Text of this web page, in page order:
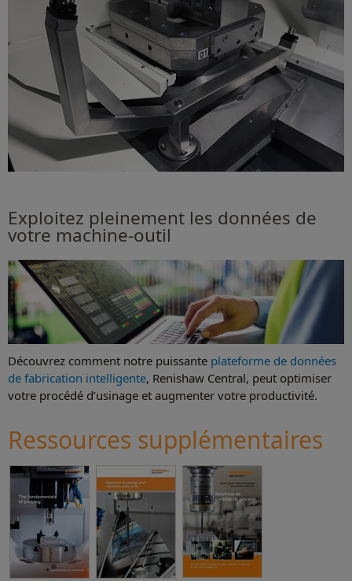
Exploitez pleinement les données de
votre machine-outil
Découvrez comment notre puissante plateforme de données
de fabrication intelligente, Renishaw Central, peut optimiser
votre procédé d’usinage et augmenter votre productivité.
Ressources supplémentaires